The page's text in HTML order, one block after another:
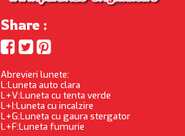
Share :
Abrevieri lunete:
L:Luneta auto clara
L+V:Luneta cu tenta verde
L+I:Luneta cu incalzire
L+G:Luneta cu gaura stergator
L+F:Luneta fumurie